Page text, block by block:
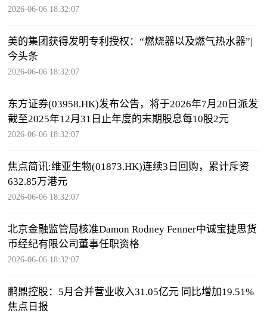
2026-06-06 18:32:07
美的集团获得发明专利授权：“燃烧器以及燃气热水器”|
今头条
2026-06-06 18:32:07
东方证券(03958.HK)发布公告，将于2026年7月20日派发
截至2025年12月31日止年度的末期股息每10股2元
2026-06-06 18:32:07
焦点简讯:维亚生物(01873.HK)连续3日回购，累计斥资
632.85万港元
2026-06-06 18:32:07
北京金融监管局核准Damon Rodney Fenner中诚宝捷思货
币经纪有限公司董事任职资格
2026-06-06 18:32:07
鹏鼎控股：5月合并营业收入31.05亿元 同比增加19.51%
焦点日报